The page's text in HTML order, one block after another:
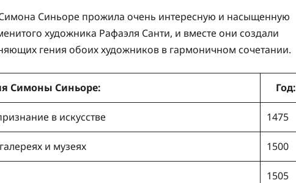
Синьоре прожила очень интересную и насыщенную
художника Рафаэля Санти, и вместе они создали
гения обоих художников в гармоничном сочетании.
Симоны Синьоре: Год:
в искусстве 1475
и музеях 1500
1505